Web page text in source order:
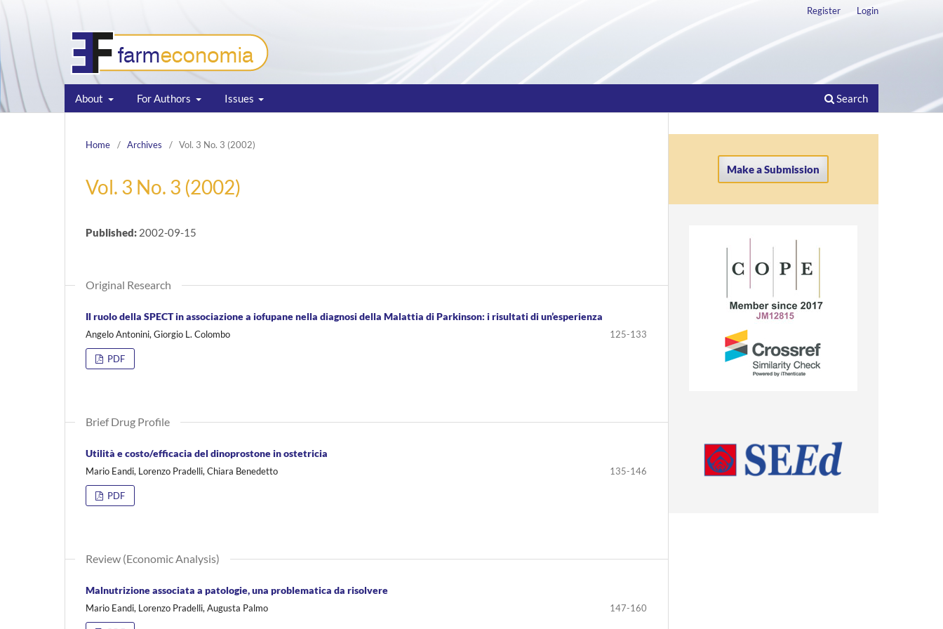
About For Authors Issues Search
Register Login
Home / Archives / Vol. 3 No. 3 (2002)
Vol. 3 No. 3 (2002)
Published: 2002-09-15
Original Research
Il ruolo della SPECT in associazione a iofupane nella diagnosi della Malattia di Parkinson: i risultati di un’esperienza
Angelo Antonini, Giorgio L. Colombo 125-133
PDF
Brief Drug Profile
Utilità e costo/efficacia del dinoprostone in ostetricia
Mario Eandi, Lorenzo Pradelli, Chiara Benedetto 135-146
PDF
Review (Economic Analysis)
Malnutrizione associata a patologie, una problematica da risolvere
Mario Eandi, Lorenzo Pradelli, Augusta Palmo 147-160
Make a Submission